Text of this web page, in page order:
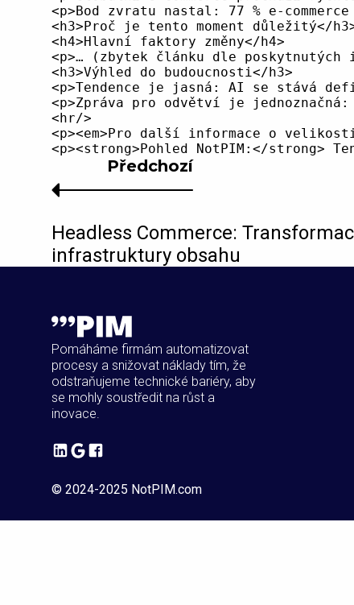
<p>Bod zvratu nastal: 77 % e-
<h3>Proč je tento moment důležitý</
<h4>Hlavní faktory změny</h4>
<p>… (zbytek článku dle poskytnutých
<h3>Výhled do budoucnosti</h3>
<p>Tendence je jasná: AI se stává
<p>Zpráva pro odvětví je
<hr/>
<p><em>Pro další informace o
Předchozí
Headless Commerce:
infrastruktury obsahu
Pomáháme firmám automatizovat
procesy a snižovat náklady tím, že
odstraňujeme technické bariéry, aby
se mohly soustředit na růst a
inovace.
© 2024-2025 NotPIM.com